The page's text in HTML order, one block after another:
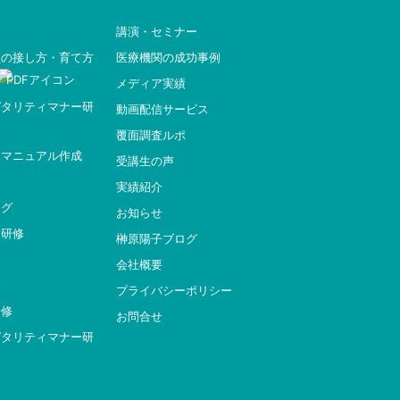
接し方・育て方
リティマナー研
ニュアル作成
修
リティマナー研
講演・セミナー
医療機関の成功事例
メディア実績
動画配信サービス
覆面調査ルポ
受講生の声
実績紹介
お知らせ
榊原陽子ブログ
会社概要
プライバシーポリシー
お問合せ